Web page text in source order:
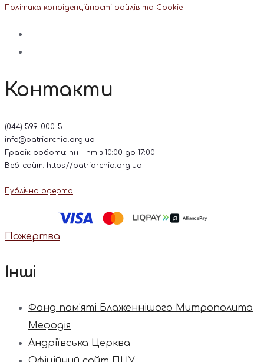
Політика конфіденційності файлів та Cookie
Контакти
(044) 599-000-5
info@patriarchia.org.ua
Графік роботи: пн – пт з 10:00 до 17:00
Веб-сайт: https://patriarchia.org.ua
Публічна оферта
Пожертва
Інші
Фонд пам’яті Блаженнішого Митрополита
Мефодія
Андріївська Церква